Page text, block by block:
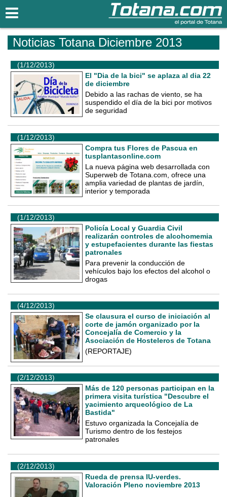
Noticias Totana Diciembre 2013
(1/12/2013)
El "Dia de la bici" se aplaza al dia 22
de diciembre
Debido a las rachas de viento, se ha
suspendido el día de la bici por motivos
de seguridad
(1/12/2013)
Compra tus Flores de Pascua en
tusplantasonline.com
La nueva página web desarrollada con
Superweb de Totana.com, ofrece una
amplia variedad de plantas de jardín,
interior y temporada
(1/12/2013)
Policía Local y Guardia Civil
realizarán controles de alcohomemia
y estupefacientes durante las fiestas
patronales
Para prevenir la conducción de
vehículos bajo los efectos del alcohol o
drogas
(4/12/2013)
Se clausura el curso de iniciación al
corte de jamón organizado por la
Concejalía de Comercio y la
Asociación de Hosteleros de Totana
(REPORTAJE)
(2/12/2013)
Más de 120 personas participan en la
primera visita turística "Descubre el
yacimiento arqueológico de La
Bastida"
Estuvo organizada la Concejalía de
Turismo dentro de los festejos
patronales
(2/12/2013)
Rueda de prensa IU-verdes.
Valoración Pleno noviembre 2013